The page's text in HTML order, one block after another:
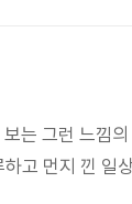
공은 자신의
방에 돌아온
는 그런 느낌
고 먼지 낀